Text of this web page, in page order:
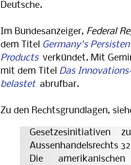
Deutsche.
Im Bundesanzeiger, Federal
dem Titel Germany's
Products verkündet. Mit
mit dem Titel Das
belastet abrufbar.
Zu den Rechtsgrundlagen,
Gesetzesinitiativen
Aussenhandelsrechts
Die amerikanischen